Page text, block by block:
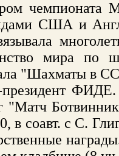
чемпионата
США и
мира по
"Шахматы в
"Матч
в соавт. с С.